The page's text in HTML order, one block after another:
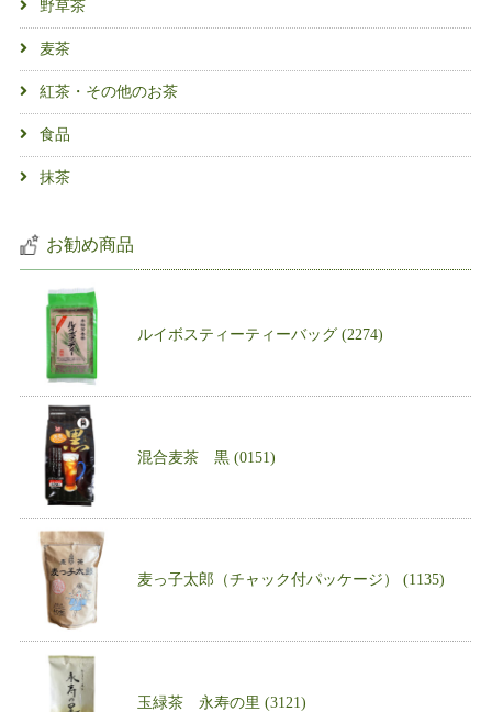
野草茶
麦茶
紅茶・その他のお茶
食品
抹茶
お勧め商品
ルイボスティーティーバッグ (2274)
混合麦茶 黒 (0151)
麦っ子太郎（チャック付パッケージ） (1135)
玉緑茶 永寿の里 (3121)